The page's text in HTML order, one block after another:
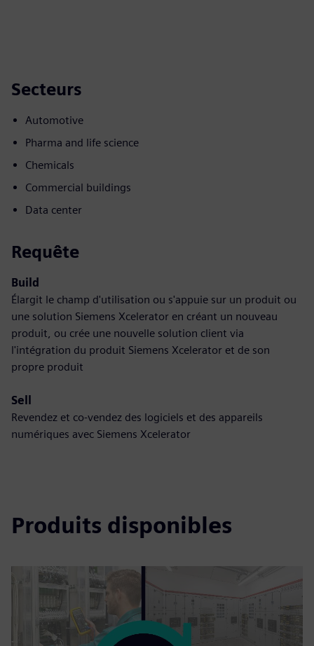
Secteurs
Automotive
Pharma and life science
Chemicals
Commercial buildings
Data center
Requête
Build
Élargit le champ d'utilisation ou s'appuie sur un produit ou
une solution Siemens Xcelerator en créant un nouveau
produit, ou crée une nouvelle solution client via
l'intégration du produit Siemens Xcelerator et de son
propre produit
Sell
Revendez et co-vendez des logiciels et des appareils
numériques avec Siemens Xcelerator
Produits disponibles